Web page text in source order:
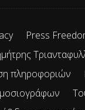
Press
πληροφοριών